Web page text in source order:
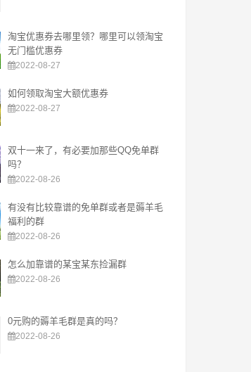
淘宝优惠券去哪里领？哪里可以领淘宝
无门槛优惠券
2022-08-27
如何领取淘宝大额优惠券
2022-08-27
双十一来了，有必要加那些QQ免单群
吗？
2022-08-26
有没有比较靠谱的免单群或者是薅羊毛
福利的群
2022-08-26
怎么加靠谱的某宝某东捡漏群
2022-08-26
0元购的薅羊毛群是真的吗？
2022-08-26